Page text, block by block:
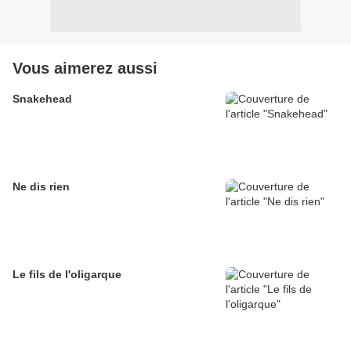
Vous aimerez aussi
Snakehead
Ne dis rien
Le fils de l'oligarque